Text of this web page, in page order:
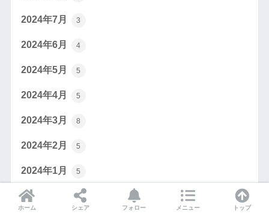
2024年7月 3
2024年6月 4
2024年5月 5
2024年4月 5
2024年3月 8
2024年2月 5
2024年1月 5
2023年12月 4
ホーム シェア フォロー メニュー トップ